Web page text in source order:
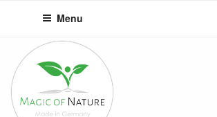
Menu